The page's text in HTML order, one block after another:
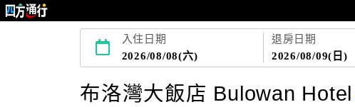
入住日期
2026/08/08(六)
退房日期
2026/08/09(日)
布洛灣大飯店 Bulowan Hotel